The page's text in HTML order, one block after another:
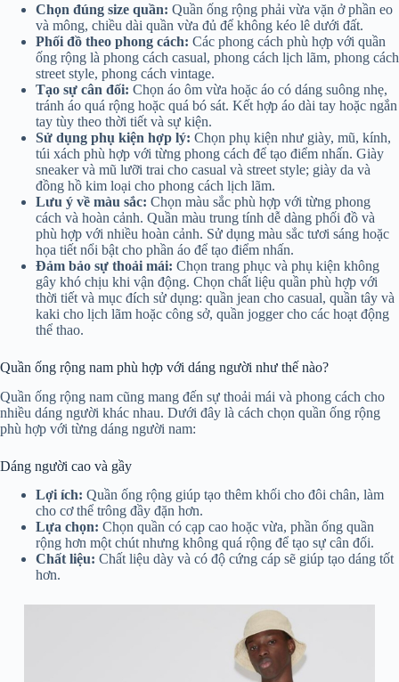
Chọn đúng size quần: Quần ống rộng phải vừa vặn ở phần eo
và mông, chiều dài quần vừa đủ để không kéo lê dưới đất.
Phối đồ theo phong cách: Các phong cách phù hợp với quần
ống rộng là phong cách casual, phong cách lịch lãm, phong cách
street style, phong cách vintage.
Tạo sự cân đối: Chọn áo ôm vừa hoặc áo có dáng suông nhẹ,
tránh áo quá rộng hoặc quá bó sát. Kết hợp áo dài tay hoặc ngắn
tay tùy theo thời tiết và sự kiện.
Sử dụng phụ kiện hợp lý: Chọn phụ kiện như giày, mũ, kính,
túi xách phù hợp với từng phong cách để tạo điểm nhấn. Giày
sneaker và mũ lưỡi trai cho casual và street style; giày da và
đồng hồ kim loại cho phong cách lịch lãm.
Lưu ý về màu sắc: Chọn màu sắc phù hợp với từng phong
cách và hoàn cảnh. Quần màu trung tính dễ dàng phối đồ và
phù hợp với nhiều hoàn cảnh. Sử dụng màu sắc tươi sáng hoặc
họa tiết nổi bật cho phần áo để tạo điểm nhấn.
Đảm bảo sự thoải mái: Chọn trang phục và phụ kiện không
gây khó chịu khi vận động. Chọn chất liệu quần phù hợp với
thời tiết và mục đích sử dụng: quần jean cho casual, quần tây và
kaki cho lịch lãm hoặc công sở, quần jogger cho các hoạt động
thể thao.
Quần ống rộng nam phù hợp với dáng người như thế nào?
Quần ống rộng nam cũng mang đến sự thoải mái và phong cách cho
nhiều dáng người khác nhau. Dưới đây là cách chọn quần ống rộng
phù hợp với từng dáng người nam:
Dáng người cao và gầy
Lợi ích: Quần ống rộng giúp tạo thêm khối cho đôi chân, làm
cho cơ thể trông đầy đặn hơn.
Lựa chọn: Chọn quần có cạp cao hoặc vừa, phần ống quần
rộng hơn một chút nhưng không quá rộng để tạo sự cân đối.
Chất liệu: Chất liệu dày và có độ cứng cáp sẽ giúp tạo dáng tốt
hơn.